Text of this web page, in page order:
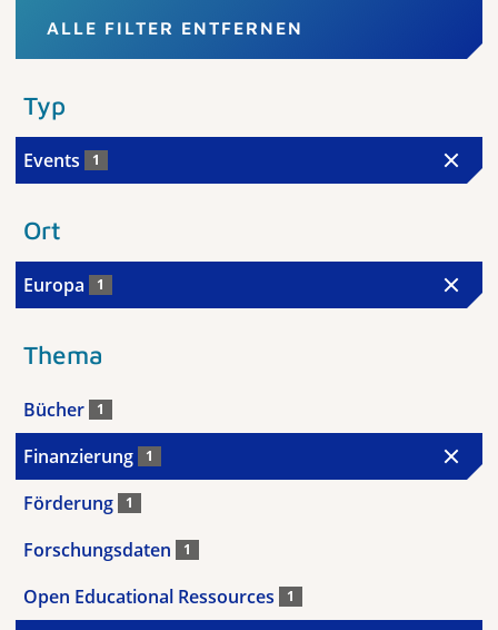
ALLE FILTER ENTFERNEN
Typ
Events 1
Ort
Europa 1
Thema
Bücher 1
Finanzierung 1
Förderung 1
Forschungsdaten 1
Open Educational Ressources 1